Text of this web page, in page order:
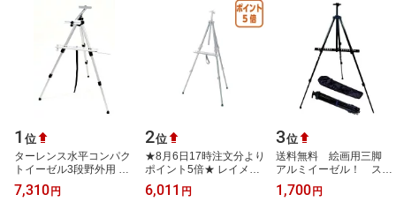
1 位
ターレンス水平コンパク
トイーゼル3段野外用 携
帯用 イーゼル TME-
3FC シルバー 水彩
7,310 円
2位
★8月6日17時注文分より
ポイント5倍★ レイメイ
藤井 アルミイーゼル シ
ルバー
6,011 円
3位
送料無料 絵画用三脚
アルミイーゼル！ スタ
ンド 金属製 サイズ高
さ調節自由！ 屋外も
1,700 円